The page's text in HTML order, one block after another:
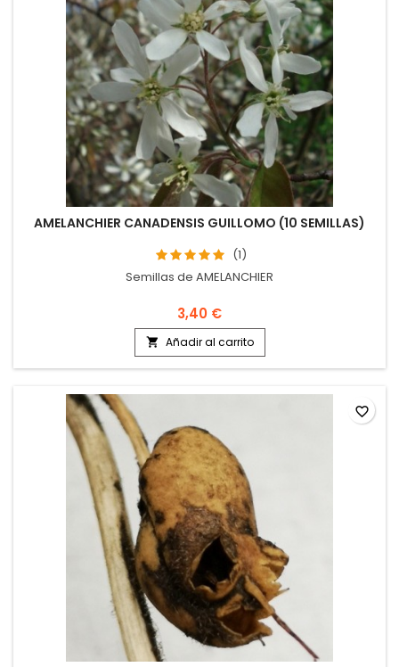
AMELANCHIER CANADENSIS GUILLOMO (10 SEMILLAS)
(1)
Semillas de AMELANCHIER
3,40 €
 Añadir al carrito
favorite_border